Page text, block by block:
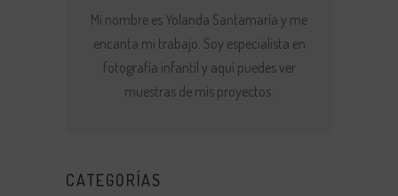
Mi nombre es Yolanda Santamaría y me
encanta mi trabajo. Soy especialista en
fotografía infantil y aquí puedes ver
muestras de mis proyectos.
CATEGORÍAS